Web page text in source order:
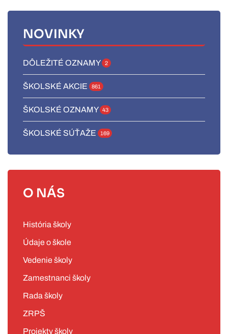
NOVINKY
DÔLEŽITÉ OZNAMY 2
ŠKOLSKÉ AKCIE 861
ŠKOLSKÉ OZNAMY 43
ŠKOLSKÉ SÚŤAŽE 169
O NÁS
História školy
Údaje o škole
Vedenie školy
Zamestnanci školy
Rada školy
ZRPŠ
Projekty školy